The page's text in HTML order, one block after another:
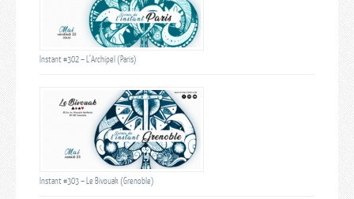
Instant #302 – L’Archipel (Paris)
Instant #303 – Le Bivouak (Grenoble)